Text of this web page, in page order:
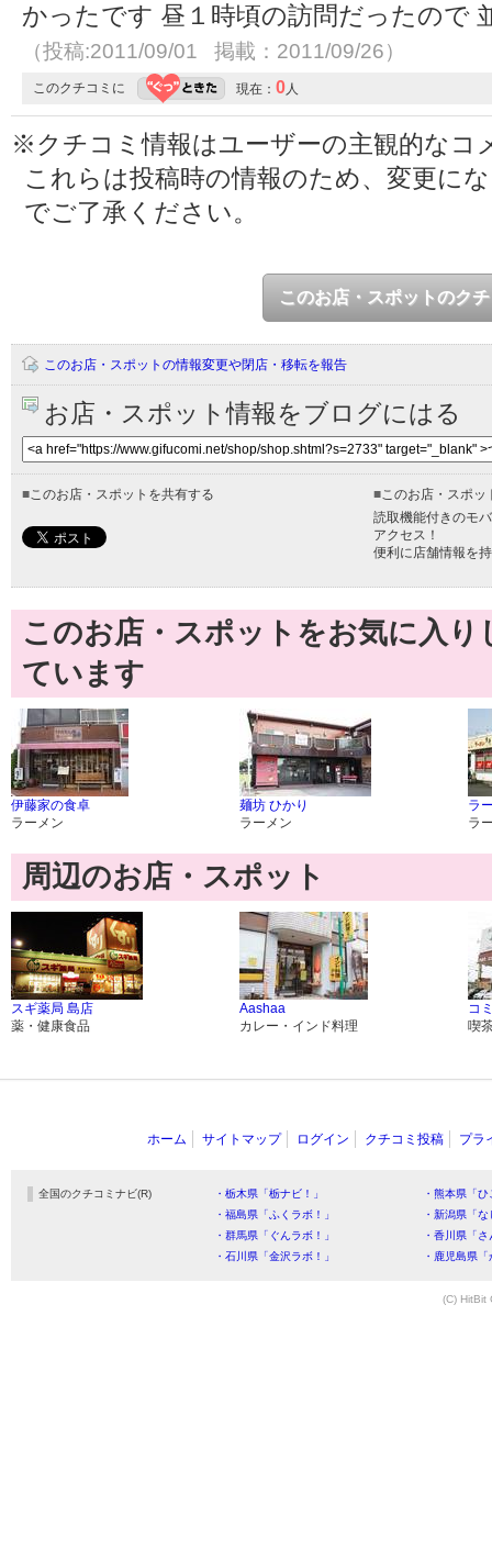
かったです 昼１時頃の訪問だったので
（投稿:2011/09/01 掲載：2011/09/26）
このクチコミに 現在： 0人
※クチコミ情報はユーザーの主観的なコ
これらは投稿時の情報のため、変更に
でご了承ください。
このお店・スポットのク
このお店・スポットの情報変更や閉店・移転を報告
お店・スポット情報をブログにはる
■このお店・スポットを共有する ■このお店・スポッ
読取機能付きのモ
アクセス！
便利に店舗情報を
このお店・スポットをお気に入
ています
伊藤家の食卓
ラーメン
麺坊 ひかり
ラーメン
ラ
ラ
周辺のお店・スポット
スギ薬局 島店
薬・健康食品
Aashaa
カレー・インド料理
コ
喫
ホーム サイトマップ ログイン クチコミ投稿 プラ
全国のクチコミナビ(R) ・栃木県「栃ナビ！」
・熊本県「
・福島県「ふくラボ！」
・新潟県「
・群馬県「ぐんラボ！」
・香川県「
・石川県「金沢ラボ！」
・鹿児島県
(C) HitBit